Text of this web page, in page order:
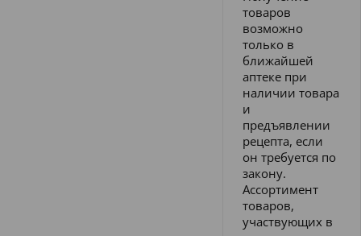
товаров
возможно
только в
ближайшей
аптеке при
наличии товара
и
предъявлении
рецепта, если
он требуется по
закону.
Ассортимент
товаров,
участвующих в